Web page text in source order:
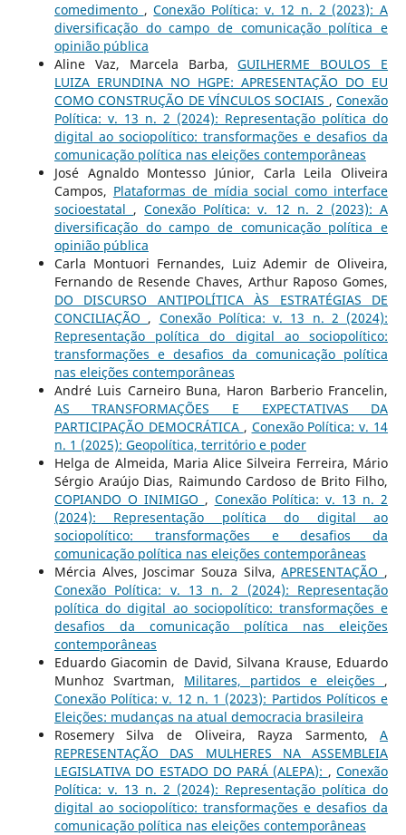
comedimento ,Conexão Política: v. 12 n. 2 (2023): A
diversificação do campo de comunicação política e
opinião pública
Aline Vaz, Marcela Barba,GUILHERME BOULOS E
LUIZA ERUNDINA NO HGPE: APRESENTAÇÃO DO EU
COMO CONSTRUÇÃO DE VÍNCULOS SOCIAIS ,Conexão
Política: v. 13 n. 2 (2024): Representação política do
digital ao sociopolítico: transformações e desafios da
comunicação política nas eleições contemporâneas
José Agnaldo Montesso Júnior, Carla Leila Oliveira
Campos, Plataformas de mídia social como interface
socioestatal ,Conexão Política: v. 12 n. 2 (2023): A
diversificação do campo de comunicação política e
opinião pública
Carla Montuori Fernandes, Luiz Ademir de Oliveira,
Fernando de Resende Chaves, Arthur Raposo Gomes,
DO DISCURSO ANTIPOLÍTICA ÀS ESTRATÉGIAS DE
CONCILIAÇÃO , Conexão Política: v. 13 n. 2 (2024):
Representação política do digital ao sociopolítico:
transformações e desafios da comunicação política
nas eleições contemporâneas
André Luis Carneiro Buna, Haron Barberio Francelin,
AS TRANSFORMAÇÕES E EXPECTATIVAS DA
PARTICIPAÇÃO DEMOCRÁTICA , Conexão Política: v. 14
n. 1 (2025): Geopolítica, território e poder
Helga de Almeida, Maria Alice Silveira Ferreira, Mário
Sérgio Araújo Dias, Raimundo Cardoso de Brito Filho,
COPIANDO O INIMIGO , Conexão Política: v. 13 n. 2
(2024): Representação política do digital ao
sociopolítico: transformações e desafios da
comunicação política nas eleições contemporâneas
Mércia Alves, Joscimar Souza Silva,APRESENTAÇÃO ,
Conexão Política: v. 13 n. 2 (2024): Representação
política do digital ao sociopolítico: transformações e
desafios da comunicação política nas eleições
contemporâneas
Eduardo Giacomin de David, Silvana Krause, Eduardo
Munhoz Svartman, Militares, partidos e eleições ,
Conexão Política: v. 12 n. 1 (2023): Partidos Políticos e
Eleições: mudanças na atual democracia brasileira
Rosemery Silva de Oliveira, Rayza Sarmento,A
REPRESENTAÇÃO DAS MULHERES NA ASSEMBLEIA
LEGISLATIVA DO ESTADO DO PARÁ (ALEPA): ,Conexão
Política: v. 13 n. 2 (2024): Representação política do
digital ao sociopolítico: transformações e desafios da
comunicação política nas eleições contemporâneas